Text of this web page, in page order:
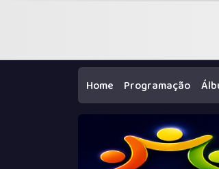
Home Programação